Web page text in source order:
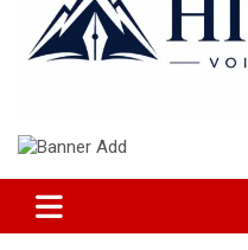
The Hillpost